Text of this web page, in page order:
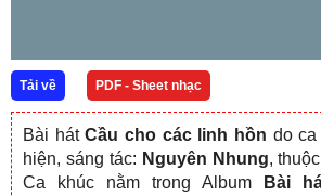
Tải về PDF - Sheet nhạc
Bài hátCầu cho các linh hồn do
hiện, sáng tác: Nguyên Nhung,
Ca khúc nằm trong Album
Bài